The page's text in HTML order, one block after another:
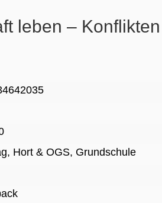
leben –
Hort & OGS, Grundschule